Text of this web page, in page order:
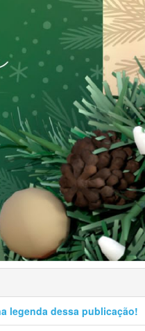
legenda dessa publicação!